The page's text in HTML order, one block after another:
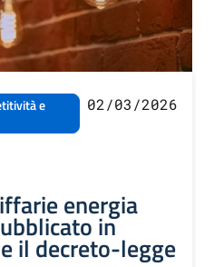
e
02/03/2026
energia
in
il decreto-legge